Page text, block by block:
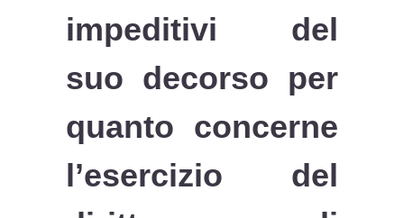
impeditivi del
suo decorso per
quanto concerne
l’esercizio del